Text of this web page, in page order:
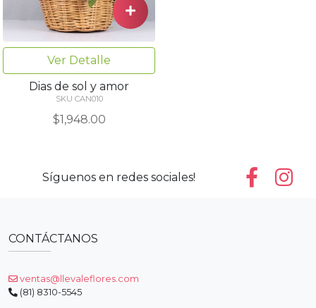
Ver Detalle
Dias de sol y amor
SKU CAN010
$1,948.00
Síguenos en redes sociales!
CONTÁCTANOS
ventas@llevaleflores.com
(81) 8310-5545